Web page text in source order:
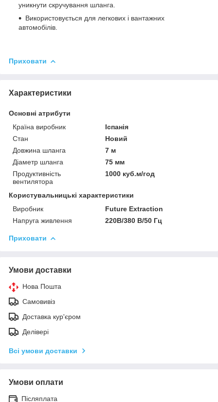
уникнути скручування шланга.
Використовується для легкових і вантажних
автомобілів.
Приховати
Характеристики
Основні атрибути
Країна виробник
Іспанія
Стан
Новий
Довжина шланга
7 м
Діаметр шланга
75 мм
Продуктивність
вентилятора
1000 куб.м/год
Користувальницькі характеристики
Виробник
Future Extraction
Напруга живлення
220В/380 В/50 Гц
Приховати
Умови доставки
Нова Пошта
Самовивіз
Доставка кур'єром
Делівері
Всі умови доставки
Умови оплати
Післяплата